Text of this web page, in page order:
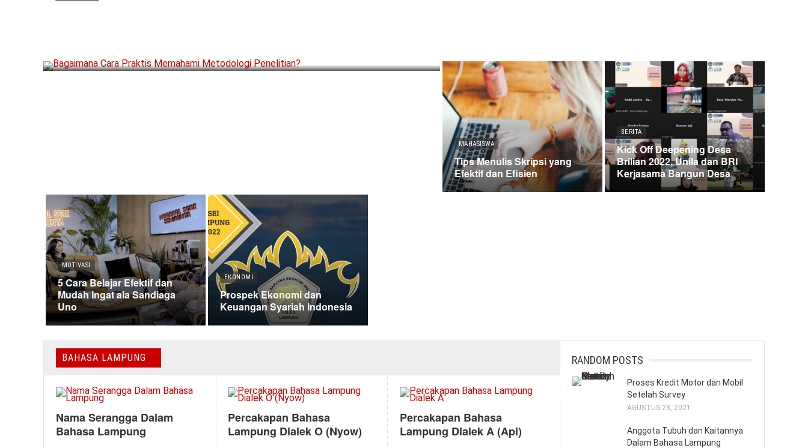
MAHASISWA
Tips Menulis Skripsi yang
Efektif dan Efisien
BERITA
Kick Off Deepening Desa
Brilian 2022, Unila dan BRI
Kerjasama Bangun Desa
MOTIVASI
5 Cara Belajar Efektif dan
Mudah Ingat ala Sandiaga
Uno
EKONOMI
Prospek Ekonomi dan
Keuangan Syariah Indonesia
BAHASA LAMPUNG
Nama Serangga Dalam
Bahasa Lampung
Percakapan Bahasa
Lampung Dialek O (Nyow)
Percakapan Bahasa
Lampung Dialek A (Api)
RANDOM POSTS
Proses Kredit Motor dan Mobil
Setelah Survey
AGUSTUS 28, 2021
Anggota Tubuh dan Kaitannya
Dalam Bahasa Lampung